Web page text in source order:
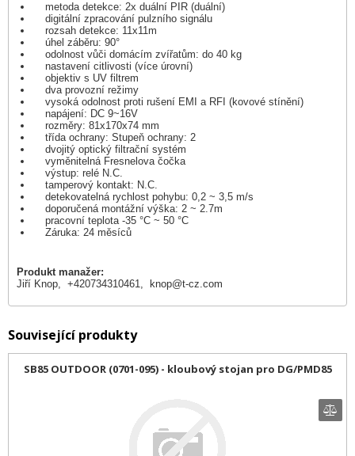
metoda detekce: 2x duální PIR (duální)
digitální zpracování pulzního signálu
rozsah detekce: 11x11m
úhel záběru: 90°
odolnost vůči domácím zvířatům: do 40 kg
nastavení citlivosti (více úrovní)
objektiv s UV filtrem
dva provozní režimy
vysoká odolnost proti rušení EMI a RFI (kovové stínění)
napájení: DC 9~16V
rozměry: 81x170x74 mm
třída ochrany: Stupeň ochrany: 2
dvojitý optický filtrační systém
vyměnitelná Fresnelova čočka
výstup: relé N.C.
tamperový kontakt: N.C.
detekovatelná rychlost pohybu: 0,2 ~ 3,5 m/s
doporučená montážní výška: 2 ~ 2.7m
pracovní teplota -35 °C ~ 50 °C
Záruka: 24 měsíců
Produkt manažer:
Jiří Knop, +420734310461,
knop@t-cz.com
Související produkty
SB85 OUTDOOR (0701-095) - kloubový stojan pro DG/PMD85